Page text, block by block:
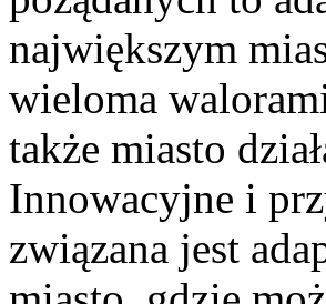
największym
wieloma
także miasto
Innowacyjne i
związana jest